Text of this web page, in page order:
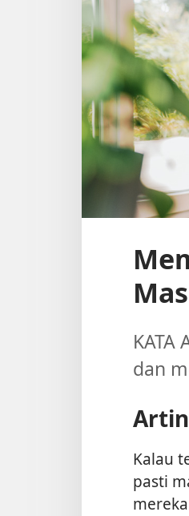
KATA
dan
Kalau
pasti